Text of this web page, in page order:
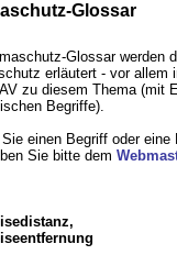
Glossar
Glossar werden
erläutert - vor allem
zu diesem Thema (mit
Begriffe).
einen Begriff oder
Sie bitte dem